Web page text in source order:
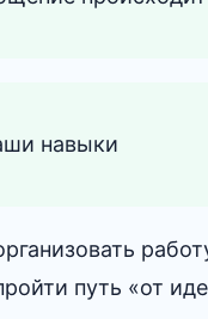
навыки
путь «от